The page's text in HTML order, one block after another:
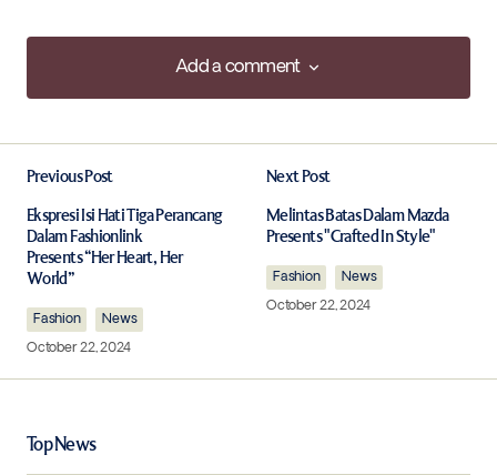
Add a comment
Add a comment
Required fields are marked*
Comment
Previous Post
Ekspresi Isi Hati Tiga Perancang
Dalam Fashionlink
Presents “Her Heart, Her
World”
Fashion
News
October 22, 2024
Next Post
Melintas Batas Dalam Mazda
Presents "Crafted In Style"
Fashion
News
October 22, 2024
Top News